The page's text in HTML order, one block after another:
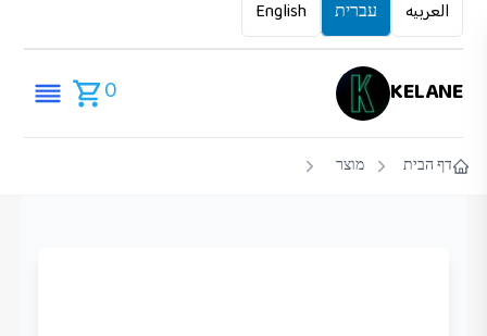
العربيه עברית English
KELANE
0
דף הבית מוצר